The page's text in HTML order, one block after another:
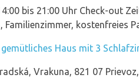
bis 21:00 Uhr Check-out
Familienzimmer, kostenfreies
Haus mit 3
Vrakuna, 821 07